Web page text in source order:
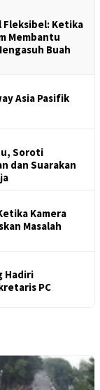
Fleksibel: Ketika
Membantu
Buah
Asia Pasifik
Soroti
dan Suarakan
Kamera
Masalah
Hadiri
PC